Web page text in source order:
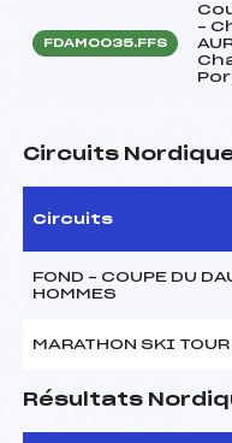
FDAM0035.FFS
–
Circuits
Circuits
FOND – COUPE DU
HOMMES
MARATHON SKI
Résultats